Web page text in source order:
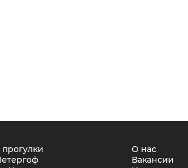
О нас
Вакансии